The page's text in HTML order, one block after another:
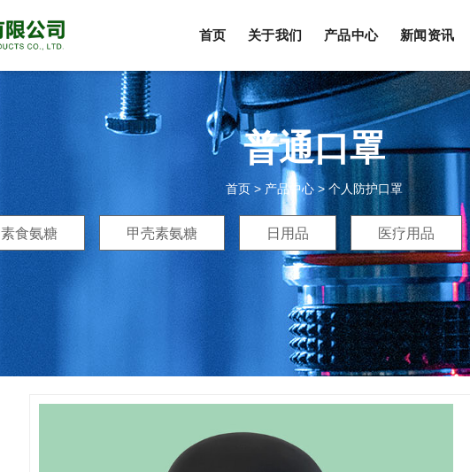
首页 关于我们 产品中心 新闻资讯
普通口罩
首页 > 产品中心 > 个人防护口罩
素食氨糖 甲壳素氨糖 日用品 医疗用品